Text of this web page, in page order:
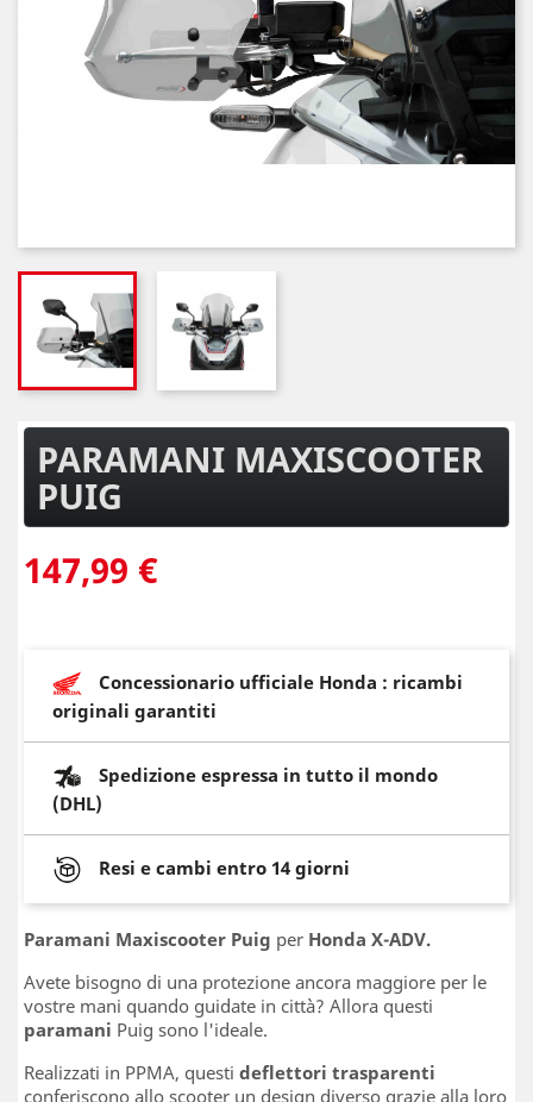
PARAMANI MAXISCOOTER
PUIG
147,99 €
Concessionario ufficiale Honda : ricambi
originali garantiti
Spedizione espressa in tutto il mondo
(DHL)
Resi e cambi entro 14 giorni
Paramani Maxiscooter Puig per Honda X-ADV.
Avete bisogno di una protezione ancora maggiore per le
vostre mani quando guidate in città? Allora questi
paramani Puig sono l'ideale.
Realizzati in PPMA, questi deflettori trasparenti
conferiscono allo scooter un design diverso grazie alla loro